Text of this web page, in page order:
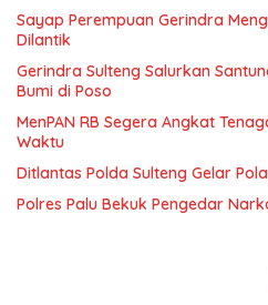
Sayap Perempuan Gerindra
Dilantik
Gerindra Sulteng Salurkan
Bumi di Poso
MenPAN RB Segera Angkat
Waktu
Ditlantas Polda Sulteng Gelar
Polres Palu Bekuk Pengedar